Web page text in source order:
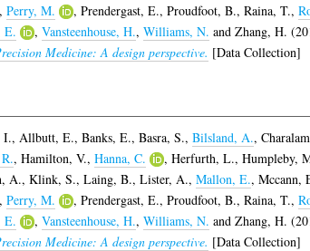
, Perry, M. , Prendergast, E., Proudfoot, B., Raina, T.,
E. , Vansteenhouse, H., Williams, N. and Zhang, H.
Medicine: A design perspective. [Data Collection]
I., Allbutt, E., Banks, E., Basra, S., Bilsland, A.,
, Hamilton, V., Hanna, C. , Herfurth, L., Humpleby,
A., Klink, S., Laing, B., Lister, A., Mallon, E., Mccann,
, Perry, M. , Prendergast, E., Proudfoot, B., Raina, T.,
E. , Vansteenhouse, H., Williams, N. and Zhang, H.
Medicine: A design perspective. [Data Collection]